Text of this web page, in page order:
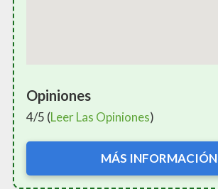
Opiniones
4/5 (Leer Las Opiniones)
MÁS INFORMACIÓN